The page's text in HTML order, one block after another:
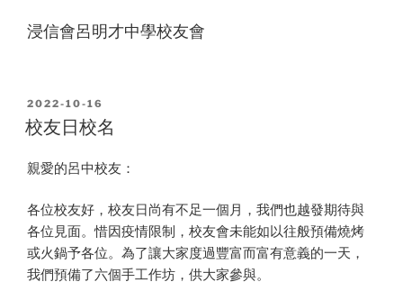
浸信會呂明才中學校友會
POSTED
ON
2022-10-16
校友日校名
親愛的呂中校友：
各位校友好，校友日尚有不足一個月，我們也越發期待與
各位見面。惜因疫情限制，校友會未能如以往般預備燒烤
或火鍋予各位。為了讓大家度過豐富而富有意義的一天，
我們預備了六個手工作坊，供大家參與。